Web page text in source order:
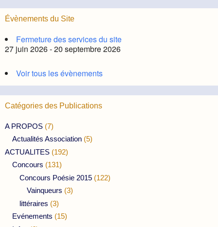
Évènements du Site
Fermeture des services du site
27 juin 2026 - 20 septembre 2026
Voir tous les évènements
Catégories des Publications
A PROPOS (7)
Actualités Association (5)
ACTUALITES (192)
Concours (131)
Concours Poésie 2015 (122)
Vainqueurs (3)
littéraires (3)
Evénements (15)